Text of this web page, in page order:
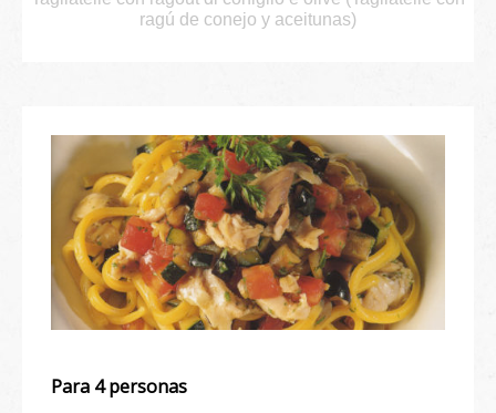
ragú de conejo y aceitunas)
Para 4 personas